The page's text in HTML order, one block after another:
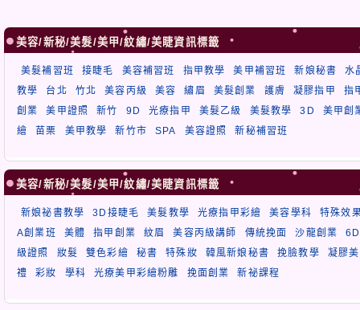
美容/新秘/美髮/美甲/紋繡/美睫資訊標籤
美髮補習班 接睫毛 美容補習班 指甲教學 美甲補習班 新娘秘書
水
教學
台北 竹北 美容丙級 美容 繡眉 美髮創業 護膚 凝膠指甲
指
創業
美甲證照 新竹 9D 光療指甲 美髮乙級 美髮教學 3D
美甲創
繪
苗栗 美甲教學 新竹市 SPA 美容證照 新秘補習班
美容/新秘/美髮/美甲/紋繡/美睫資訊標籤
新娘祕書教學 3D接睫毛 美髮教學 光療指甲彩繪 美容學科
特殊效
A創業班
美體 指甲創業 紋眉 美容丙級講師 傳統挽面 沙龍創業
級證照
妝髮 雙色彩繪 秘書 特殊妝 韓風新娘秘書 挽臉教學
凝膠
禮
彩妝 學科 光療美甲彩繪粉雕 挽面創業 新祕課程